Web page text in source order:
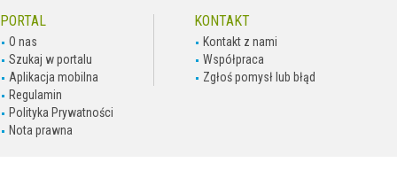
PORTAL
O nas
Szukaj w portalu
Aplikacja mobilna
Regulamin
Polityka Prywatności
Nota prawna
KONTAKT
Kontakt z nami
Współpraca
Zgłoś pomysł lub błąd